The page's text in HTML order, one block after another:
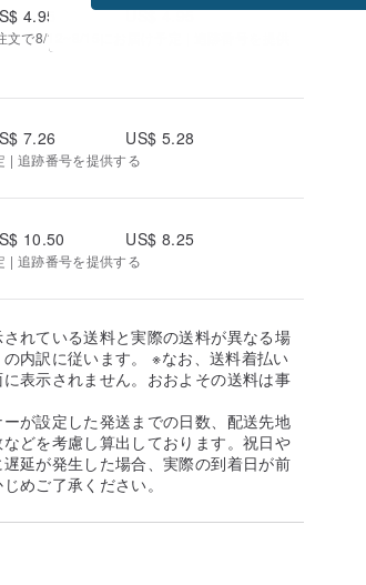
4.95
US$ 4.95
で8/12~8/15にお届け予定 | 追跡番号を提供
7.26 US$ 5.28
| 追跡番号を提供する
10.50 US$ 8.25
| 追跡番号を提供する
れている送料と実際の送料が異なる場
内訳に従います。 ※なお、送料着払い
表示されません。おおよその送料は事
が設定した発送までの日数、配送先地
どを考慮し算出しております。祝日や
延が発生した場合、実際の到着日が前
めご了承ください。